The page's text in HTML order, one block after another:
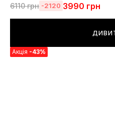
6110грн -2120 3990 грн
Акція -43%